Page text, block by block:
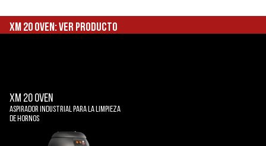
XM 20 Oven: ver producto
XM 20 OVEN
Aspirador industrial para la limpieza
de hornos